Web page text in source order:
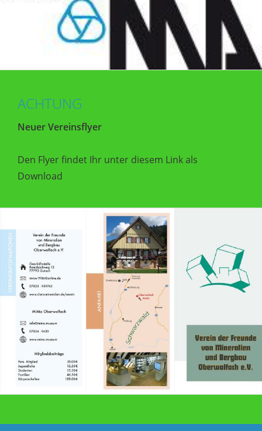
ACHTUNG
Neuer Vereinsflyer
Den Flyer findet Ihr unter diesem Link als
Download